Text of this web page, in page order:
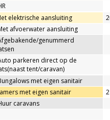
elektrische aansluiting
afvoerwater aansluiting
genummerd
parkeren direct op de
tent/caravan)
met eigen sanitair
met eigen sanitair
2
caravans